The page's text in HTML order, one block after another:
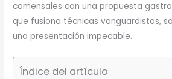
comensales con una propuesta
que fusiona técnicas vanguardistas,
una presentación impecable.
Índice del artículo